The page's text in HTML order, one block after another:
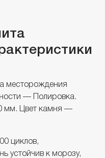
месторождения
— Полировка.
мм. Цвет камня —
циклов,
устойчив к морозу,